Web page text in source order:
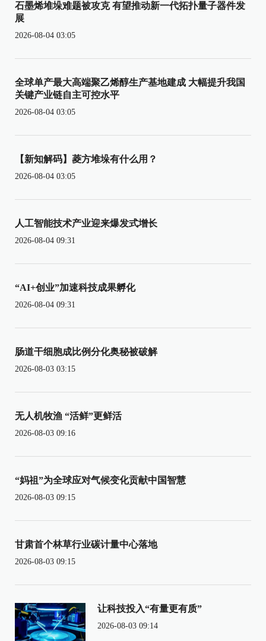
石墨烯堆垛难题被攻克 有望推动新一代拓扑量子器件发
展
2026-08-04 03:05
全球单产最大高端聚乙烯醇生产基地建成 大幅提升我国
关键产业链自主可控水平
2026-08-04 03:05
【新知解码】菱方堆垛有什么用？
2026-08-04 03:05
人工智能技术产业迎来爆发式增长
2026-08-04 09:31
“AI+创业”加速科技成果孵化
2026-08-04 09:31
肠道干细胞成比例分化奥秘被破解
2026-08-03 03:15
无人机牧渔 “活鲜”更鲜活
2026-08-03 09:16
“妈祖”为全球应对气候变化贡献中国智慧
2026-08-03 09:15
甘肃首个林草行业碳计量中心落地
2026-08-03 09:15
让科技投入“有量更有质”
2026-08-03 09:14